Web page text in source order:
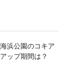
浜公園のコキア
ップ期間は？